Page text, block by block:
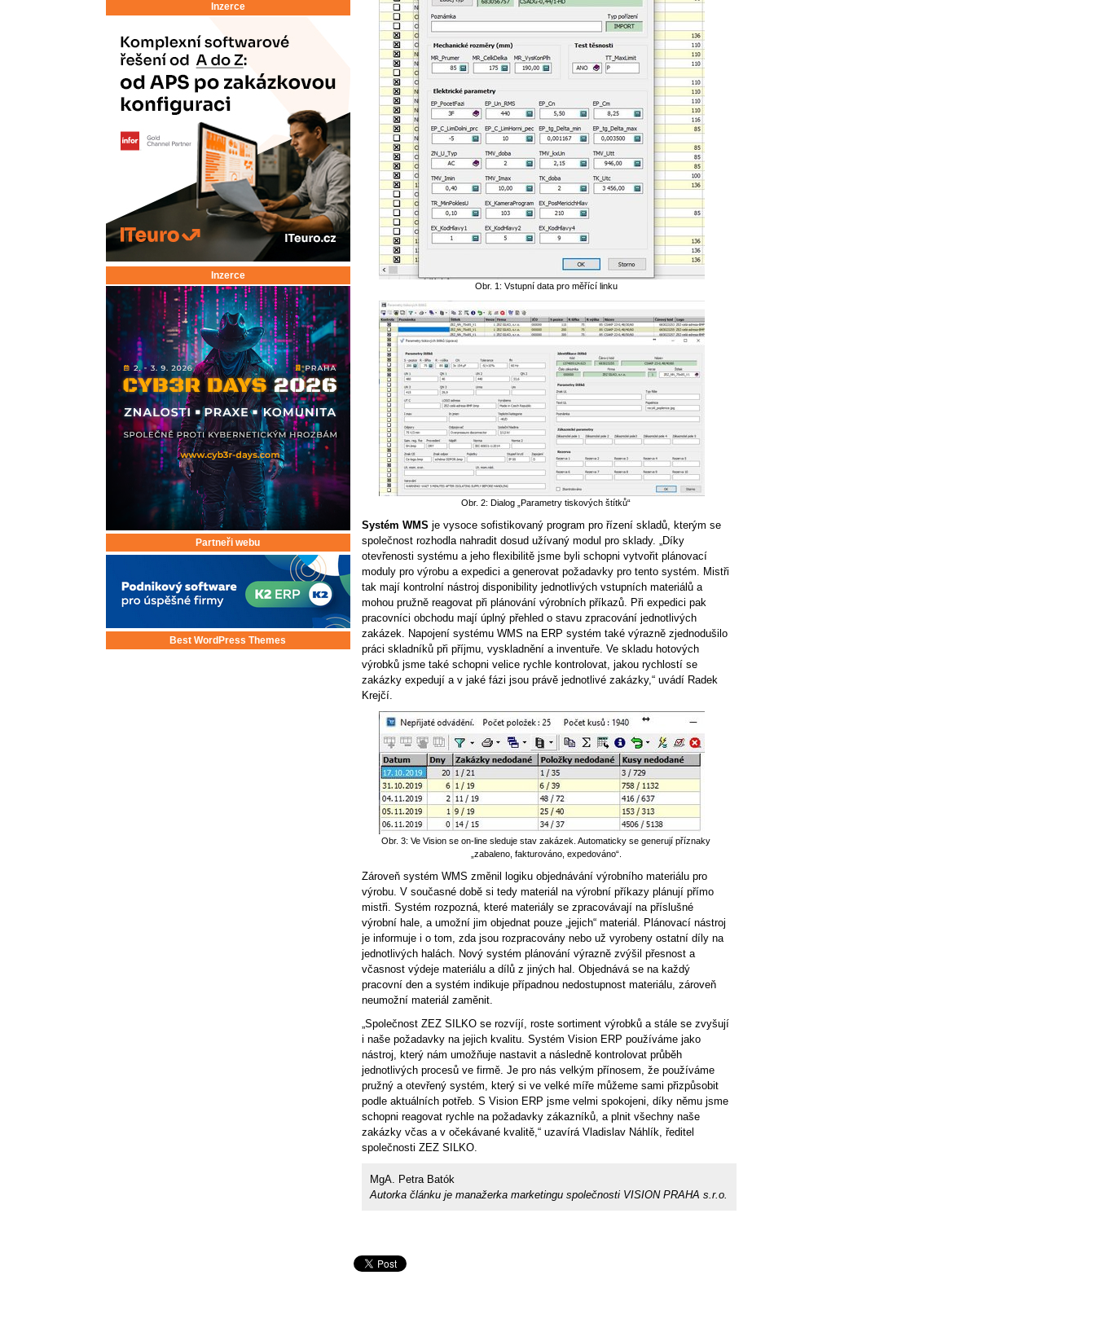
Inzerce
Inzerce
Partneři webu
Best WordPress Themes
Obr. 1: Vstupní data pro měřící linku
Obr. 2: Dialog „Parametry tiskových štítků“
Systém WMS je vysoce sofistikovaný program pro řízení skladů, kterým se
společnost rozhodla nahradit dosud užívaný modul pro sklady. „Díky
otevřenosti systému a jeho flexibilitě jsme byli schopni vytvořit plánovací
moduly pro výrobu a expedici a generovat požadavky pro tento systém. Mistři
tak mají kontrolní nástroj disponibility jednotlivých vstupních materiálů a
mohou pružně reagovat při plánování výrobních příkazů. Při expedici pak
pracovníci obchodu mají úplný přehled o stavu zpracování jednotlivých
zakázek. Napojení systému WMS na ERP systém také výrazně zjednodušilo
práci skladníků při příjmu, vyskladnění a inventuře. Ve skladu hotových
výrobků jsme také schopni velice rychle kontrolovat, jakou rychlostí se
zakázky expedují a v jaké fázi jsou právě jednotlivé zakázky,“ uvádí Radek
Krejčí.
Obr. 3: Ve Vision se on-line sleduje stav zakázek. Automaticky se generují příznaky
„zabaleno, fakturováno, expedováno“.
Zároveň systém WMS změnil logiku objednávání výrobního materiálu pro
výrobu. V současné době si tedy materiál na výrobní příkazy plánují přímo
mistři. Systém rozpozná, které materiály se zpracovávají na příslušné
výrobní hale, a umožní jim objednat pouze „jejich“ materiál. Plánovací nástroj
je informuje i o tom, zda jsou rozpracovány nebo už vyrobeny ostatní díly na
jednotlivých halách. Nový systém plánování výrazně zvýšil přesnost a
včasnost výdeje materiálu a dílů z jiných hal. Objednává se na každý
pracovní den a systém indikuje případnou nedostupnost materiálu, zároveň
neumožní materiál zaměnit.
„Společnost ZEZ SILKO se rozvíjí, roste sortiment výrobků a stále se zvyšují
i naše požadavky na jejich kvalitu. Systém Vision ERP používáme jako
nástroj, který nám umožňuje nastavit a následně kontrolovat průběh
jednotlivých procesů ve firmě. Je pro nás velkým přínosem, že používáme
pružný a otevřený systém, který si ve velké míře můžeme sami přizpůsobit
podle aktuálních potřeb. S Vision ERP jsme velmi spokojeni, díky němu jsme
schopni reagovat rychle na požadavky zákazníků, a plnit všechny naše
zakázky včas a v očekávané kvalitě,“ uzavírá Vladislav Náhlík, ředitel
společnosti ZEZ SILKO.
MgA. Petra Batók
Autorka článku je manažerka marketingu společnosti VISION PRAHA s.r.o.